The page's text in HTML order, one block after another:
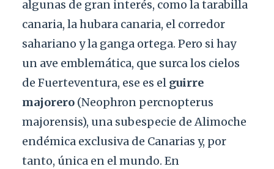
algunas de gran interés, como la tarabilla
canaria, la hubara canaria, el corredor
sahariano y la ganga ortega. Pero si hay
un ave emblemática, que surca los cielos
de Fuerteventura, ese es el guirre
majorero (Neophron percnopterus
majorensis), una subespecie de Alimoche
endémica exclusiva de Canarias y, por
tanto, única en el mundo. En